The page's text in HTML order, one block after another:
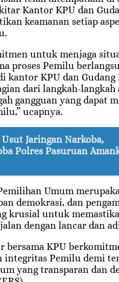
Kantor KPU dan
keamanan setiap
untuk menjaga
proses Pemilu
kantor KPU dan
dari langkah-
gangguan yang dapat
ucapnya.
Usut Jaringan Narkoba,
Polres Pasuruan
Umum
demokrasi, dan
krusial untuk
dengan lancar dan
bersama KPU
integritas Pemilu demi
yang transparan dan